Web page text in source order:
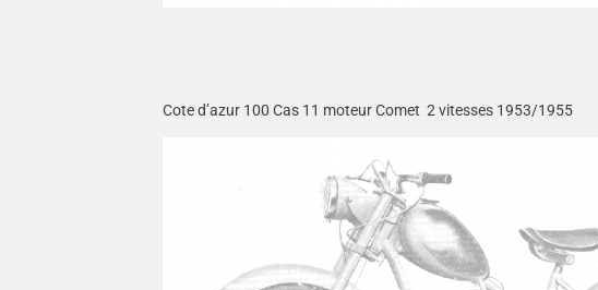
Cote d’azur 100 Cas 11 moteur Comet 2 vitesses 1953/1955